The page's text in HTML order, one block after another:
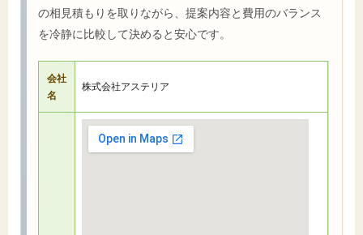
の相見積もりを取りながら、提案内容と費用のバランス
を冷静に比較して決めると安心です。
会社
名
株式会社アステリア